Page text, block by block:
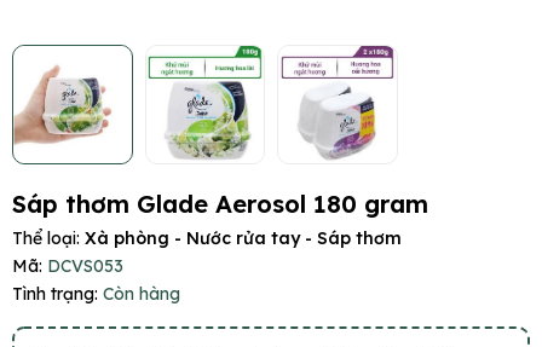
Sáp thơm Glade Aerosol 180 gram
Thể loại: Xà phòng - Nước rửa tay - Sáp thơm
Mã: DCVS053
Tình trạng: Còn hàng